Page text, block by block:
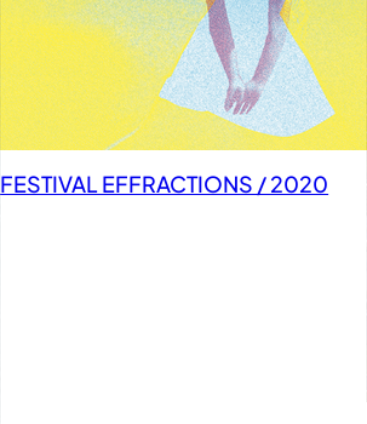
FESTIVAL EFFRACTIONS / 2020